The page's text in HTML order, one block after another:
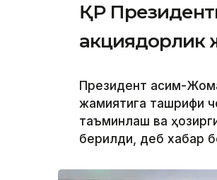
ҚР
акциядорлик
Президент Қасим-
жамиятига ташрифи
таъминлаш ва
берилди, деб хабар